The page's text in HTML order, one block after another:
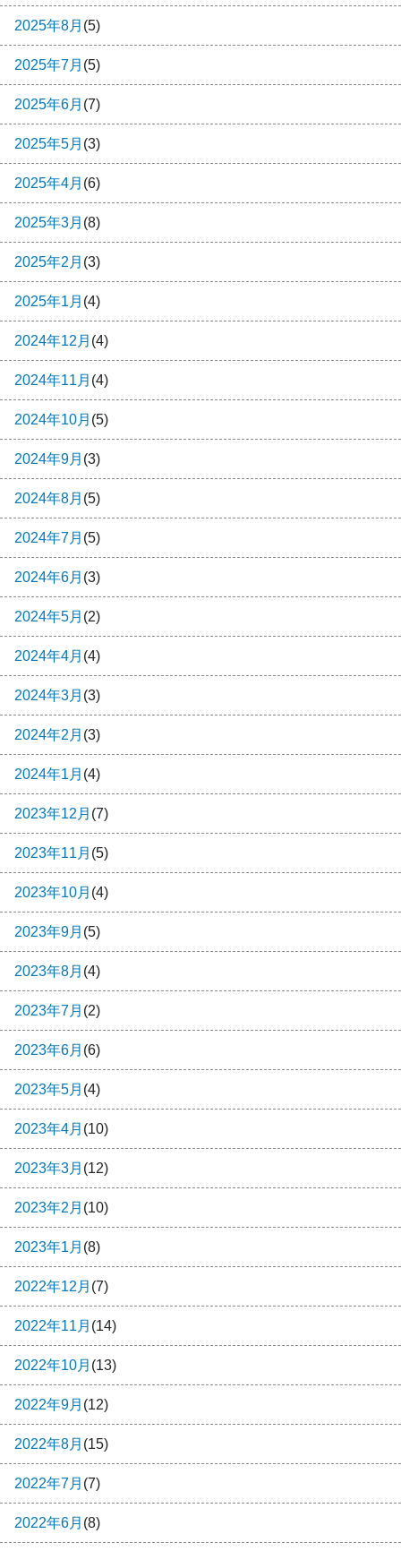
2025年8月 (5)
2025年7月 (5)
2025年6月 (7)
2025年5月 (3)
2025年4月 (6)
2025年3月 (8)
2025年2月 (3)
2025年1月 (4)
2024年12月 (4)
2024年11月 (4)
2024年10月 (5)
2024年9月 (3)
2024年8月 (5)
2024年7月 (5)
2024年6月 (3)
2024年5月 (2)
2024年4月 (4)
2024年3月 (3)
2024年2月 (3)
2024年1月 (4)
2023年12月 (7)
2023年11月 (5)
2023年10月 (4)
2023年9月 (5)
2023年8月 (4)
2023年7月 (2)
2023年6月 (6)
2023年5月 (4)
2023年4月 (10)
2023年3月 (12)
2023年2月 (10)
2023年1月 (8)
2022年12月 (7)
2022年11月 (14)
2022年10月 (13)
2022年9月 (12)
2022年8月 (15)
2022年7月 (7)
2022年6月 (8)